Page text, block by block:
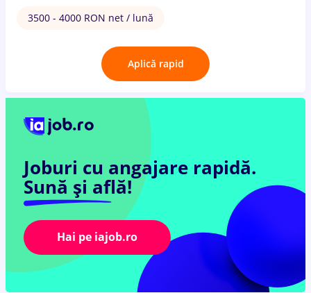
3500 - 4000 RON net / lună
Aplică rapid
Joburi cu angajare rapidă.
Sună și află!
Hai pe iajob.ro